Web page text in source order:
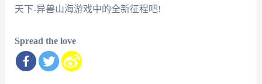
天下-异兽山海游戏中的全新征程吧!
Spread the love